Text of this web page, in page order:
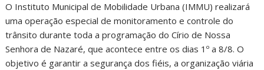
O Instituto Municipal de Mobilidade Urbana (IMMU) realizará
uma operação especial de monitoramento e controle do
trânsito durante toda a programação do Círio de Nossa
Senhora de Nazaré, que acontece entre os dias 1º a 8/8. O
objetivo é garantir a segurança dos fiéis, a organização viária